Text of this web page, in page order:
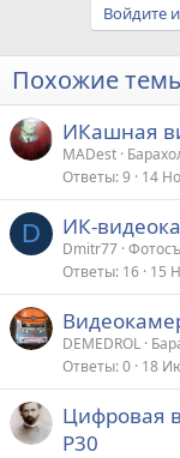
Войдите
Похожие
ИКашная
MADest
Ответы 9 14
D ИК-
Dmitr77
Ответы 16 15
DEMEDROL
Ответы 0 18
Цифровая
P30